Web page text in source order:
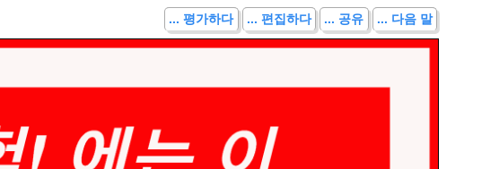
... 평가하다 ... 편집하다 ... 공유 ... 다음 말